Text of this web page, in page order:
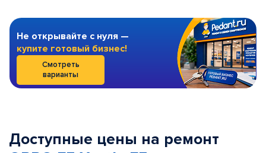
Не открывайте с нуля —
купите готовый бизнес!
Смотреть
варианты
Доступные цены на ремонт